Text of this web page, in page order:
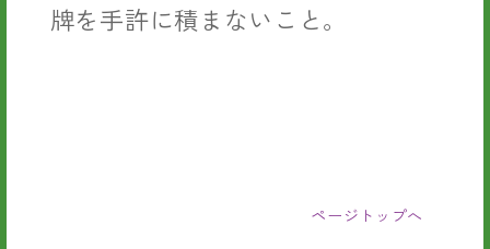
牌を手許に積まないこと。
ページトップへ